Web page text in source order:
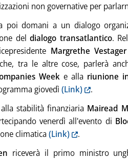
non governative per
poi domani a un dialogo
deldialogo transatlantico.
Margrethe
che, tra le altre cose, parlerà
Week e alla riunione
giovedì (Link)
.
stabilità finanziaria Mairead
venerdì all'evento di
climatica(Link)
.
riceverà il primo ministro